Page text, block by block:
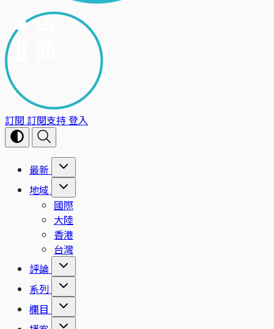
訂閱 訂閱支持登入
最新
地域
國際
大陸
香港
台灣
評論
系列
欄目